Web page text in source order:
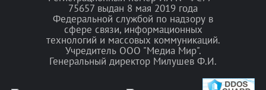
75657 выдан 8 мая 2019 года
Федеральной службой по надзору в
сфере связи, информационных
технологий и массовых коммуникаций.
Учредитель ООО "Медиа Мир".
Генеральный директор Милушев Ф.И.